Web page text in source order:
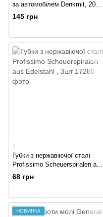
за автомобілем Denkmit, 20
шт
145 грн
1
Губки з нержавіючої сталі
Profissimo Scheuerspiralen aus
Edelstahl , 3шт
68 грн
НОВИНКА